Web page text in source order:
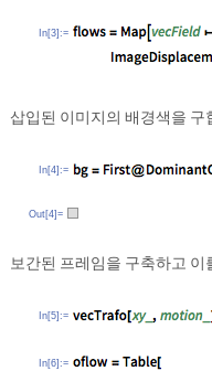
In[3]:=
삽입된 이미지의 배경색을 구
In[4]:=
Out[4]=
보간된 프레임을 구축하고
In[5]:=
In[6]:=